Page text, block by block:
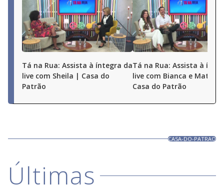
Tá na Rua: Assista à íntegra da
live com Sheila | Casa do
Patrão
Tá na Rua: Assista à
live com Bianca e
Casa do Patrão
CASA-DO-PATRAO
Últimas